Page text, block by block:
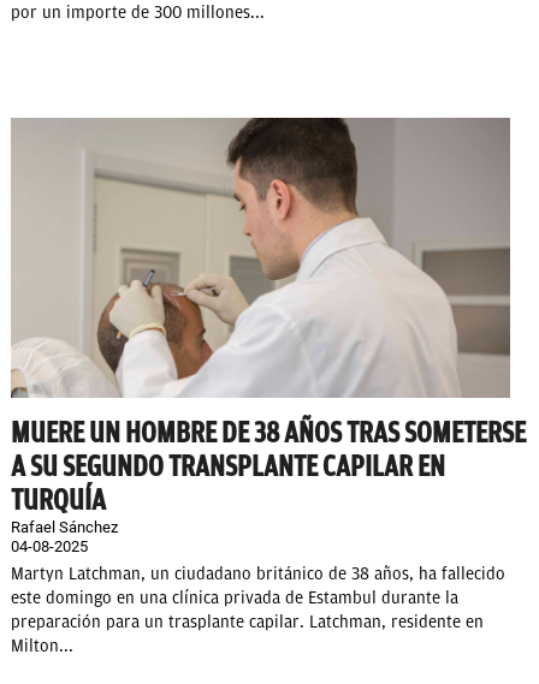
por un importe de 300 millones...
MUERE UN HOMBRE DE 38 AÑOS TRAS SOMETERSE
A SU SEGUNDO TRANSPLANTE CAPILAR EN
TURQUÍA
Rafael Sánchez
04-08-2025
Martyn Latchman, un ciudadano británico de 38 años, ha fallecido
este domingo en una clínica privada de Estambul durante la
preparación para un trasplante capilar. Latchman, residente en
Milton...